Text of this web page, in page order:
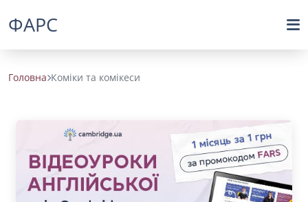
ФАРС
Головна Коміки та комікеси